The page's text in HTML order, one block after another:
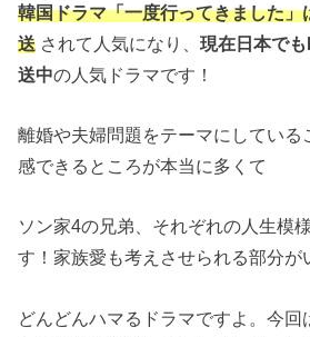
韓国ドラマ「一度行ってきました
送 されて人気になり、現在日本で
送中の人気ドラマです！
離婚や夫婦問題をテーマにしている
感できるところが本当に多くて
ソン家4の兄弟、それぞれの人生模
す！家族愛も考えさせられる部分が
どんどんハマるドラマですよ。今回